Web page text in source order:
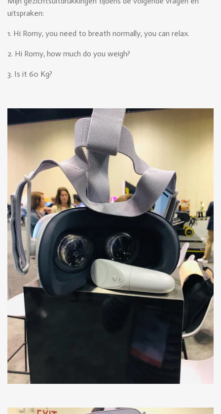
uitspraken:
1. Hi Romy, you need to breath normally, you can relax.
2. Hi Romy, how much do you weigh?
3. Is it 60 Kg?